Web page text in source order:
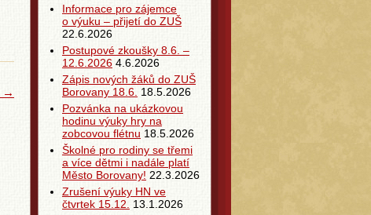
→
Informace pro zájemce
o výuku – přijetí do ZUŠ
22.6.2026
Postupové zkoušky 8.6. –
12.6.2026 4.6.2026
Zápis nových žáků do ZUŠ
Borovany 18.6. 18.5.2026
Pozvánka na ukázkovou
hodinu výuky hry na
zobcovou flétnu 18.5.2026
Školné pro rodiny se třemi
a více dětmi i nadále platí
Město Borovany! 22.3.2026
Zrušení výuky HN ve
čtvrtek 15.12.
13.1.2026